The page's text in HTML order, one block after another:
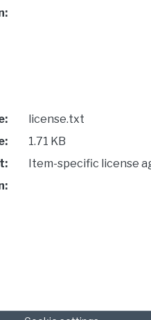
license.txt
1.71 KB
Item-specific license